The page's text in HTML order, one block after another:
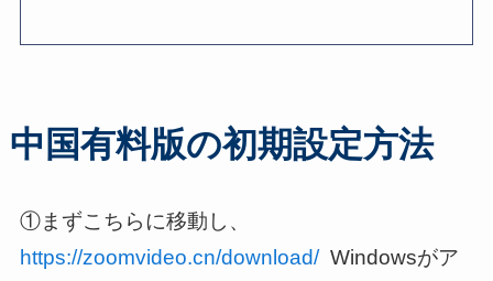
中国有料版の初期設定方法
①まずこちらに移動し、
https://zoomvideo.cn/download/Windowsがア